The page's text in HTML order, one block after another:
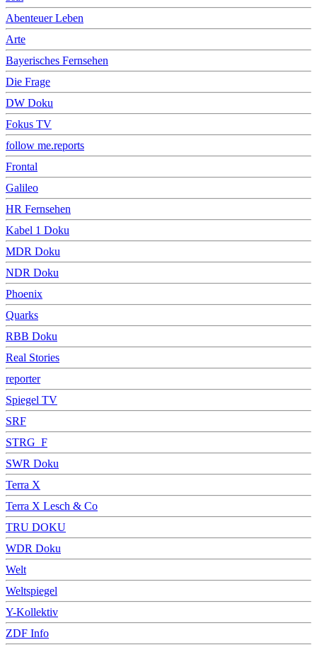
Abenteuer Leben
Arte
Bayerisches Fernsehen
Die Frage
DW Doku
Fokus TV
follow me.reports
Frontal
Galileo
HR Fernsehen
Kabel 1 Doku
MDR Doku
NDR Doku
Phoenix
Quarks
RBB Doku
Real Stories
reporter
Spiegel TV
SRF
STRG_F
SWR Doku
Terra X
Terra X Lesch & Co
TRU DOKU
WDR Doku
Welt
Weltspiegel
Y-Kollektiv
ZDF Info